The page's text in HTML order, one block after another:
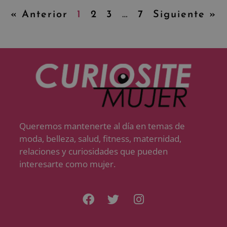
« Anterior 1 2 3 … 7 Siguiente »
Queremos mantenerte al día en temas de
moda, belleza, salud, fitness, maternidad,
relaciones y curiosidades que pueden
interesarte como mujer.